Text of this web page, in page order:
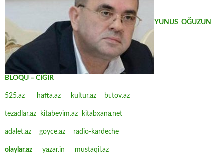
YUNUS OĞUZUN
BLOQU – CIĞIR
525.az hafta.az kultur.az butov.az
tezadlar.az kitabevim.az kitabxana.net
adalet.az goyce.az radio-kardeche
olaylar.az yazar.in mustaqil.az